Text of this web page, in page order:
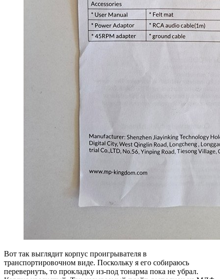
Вот так выглядит корпус проигрывателя в
транспортировочном виде. Поскольку я его собираюсь
перевернуть, то прокладку из-под тонарма пока не убрал.